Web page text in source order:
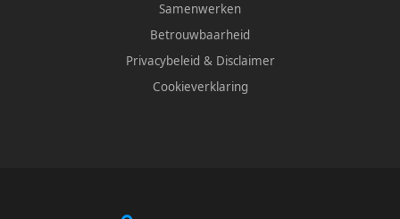
Samenwerken
Betrouwbaarheid
Privacybeleid & Disclaimer
Cookieverklaring